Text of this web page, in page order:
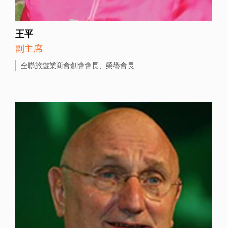
王平
副主席
全聯旅遊業商會創會會長、榮譽會長